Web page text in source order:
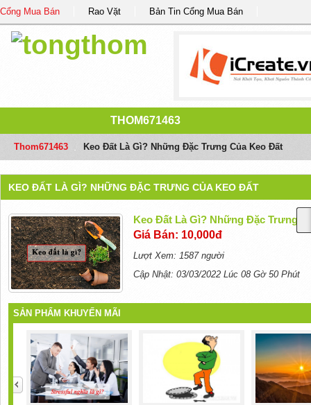
Cổng Mua Bán Rao Vặt Bản Tin Cổng Mua Bán
THOM671463
Thom671463 Keo Đất Là Gì? Những Đặc Trưng Của Keo Đất
KEO ĐẤT LÀ GÌ? NHỮNG ĐẶC TRƯNG CỦA KEO ĐẤT
Keo Đất Là Gì? Những Đặc Trưng
Giá Bán: 10,000đ
Lượt Xem: 1587 người
Cập Nhật: 03/03/2022 Lúc 08 Gờ 50 Phút
SẢN PHẨM KHUYẾN MÃI